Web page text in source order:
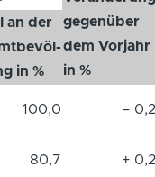
gegenüber
dem Vorjahr
in %
an der
in %
100,0 – 0,2
80,7 + 0,2